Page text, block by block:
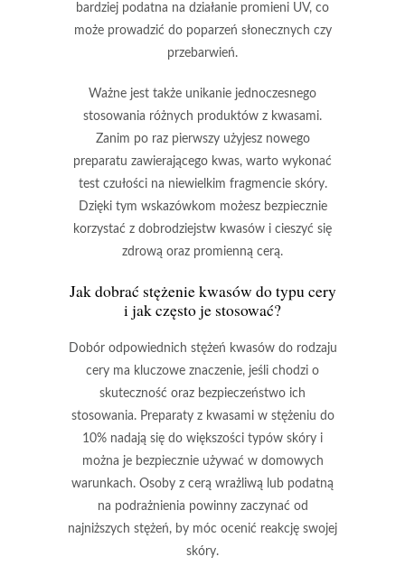
bardziej podatna na działanie promieni UV, co
może prowadzić do poparzeń słonecznych czy
przebarwień.
Ważne jest także unikanie jednoczesnego
stosowania różnych produktów z kwasami.
Zanim po raz pierwszy użyjesz nowego
preparatu zawierającego kwas, warto wykonać
test czułościna niewielkim fragmencie skóry.
Dzięki tym wskazówkom możesz bezpiecznie
korzystać z dobrodziejstw kwasów i cieszyć się
zdrową oraz promienną cerą.
Jak dobrać stężenie kwasów do typu cery
i jak często je stosować?
Dobór odpowiednich stężeń kwasówdo rodzaju
cery ma kluczowe znaczenie, jeśli chodzi o
skuteczność oraz bezpieczeństwo ich
stosowania. Preparaty z kwasami w stężeniu do
10% nadają się do większości typów skóry i
można je bezpiecznie używać w domowych
warunkach. Osoby z cerą wrażliwą lub podatną
na podrażnienia powinny zaczynać od
najniższych stężeń, by móc ocenić reakcję swojej
skóry.